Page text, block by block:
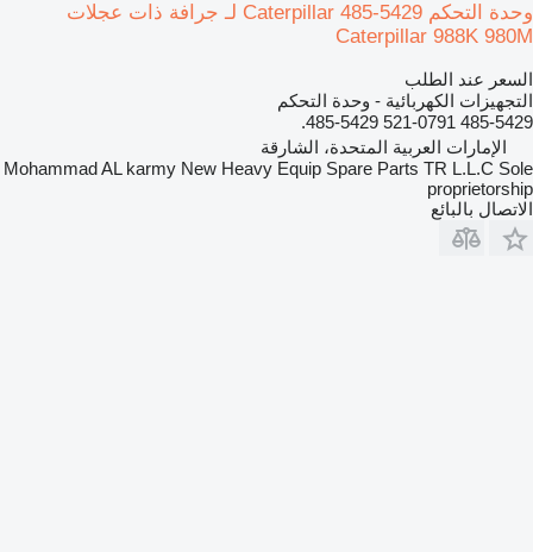
وحدة التحكم Caterpillar 485-5429 لـ جرافة ذات عجلات
Caterpillar 988K 980M
السعر عند الطلب
التجهيزات الكهربائية - وحدة التحكم
485-5429 521-0791 485-5429.
الإمارات العربية المتحدة، الشارقة
Mohammad AL karmy New Heavy Equip Spare Parts TR L.L.C Sole
proprietorship
الاتصال بالبائع